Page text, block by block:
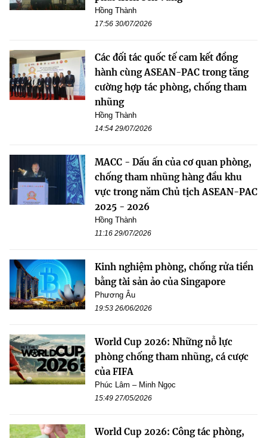
Hồng Thành
17:56 30/07/2026
Các đối tác quốc tế cam kết đồng
hành cùng ASEAN-PAC trong tăng
cường hợp tác phòng, chống tham
nhũng
Hồng Thành
14:54 29/07/2026
MACC - Dấu ấn của cơ quan phòng,
chống tham nhũng hàng đầu khu
vực trong năm Chủ tịch ASEAN-PAC
2025 - 2026
Hồng Thành
11:16 29/07/2026
Kinh nghiệm phòng, chống rửa tiền
bằng tài sản ảo của Singapore
Phương Âu
19:53 26/06/2026
World Cup 2026: Những nỗ lực
phòng chống tham nhũng, cá cược
của FIFA
Phúc Lâm – Minh Ngọc
15:49 27/05/2026
World Cup 2026: Công tác phòng,